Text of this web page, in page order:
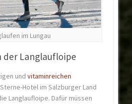
im Lungau
Langlaufloipe
undvitaminreichen
Hotel im Salzburger Land
Langlaufloipe. Dafür müssen